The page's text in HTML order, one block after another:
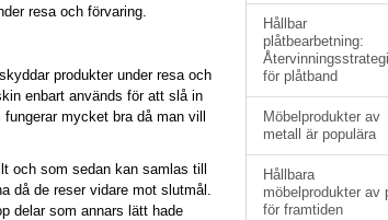
resa och förvaring.
produkter under resa och
enbart används för att slå in
mycket bra då man vill
och som sedan kan samlas till
då de reser vidare mot slutmål.
delar som annars lätt hade
Hållbar
plåtbearbetning:
för plåtband
Möbelprodukter av
metall är populära
Hållbara
möbelprodukter av
för framtiden